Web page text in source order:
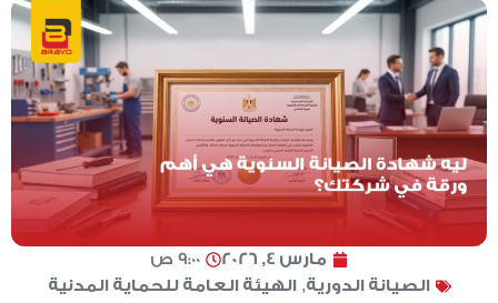
مارس 4, 2026
9:00 ص
الصيانة الدورية,الهيئة العامة للحماية المدنية